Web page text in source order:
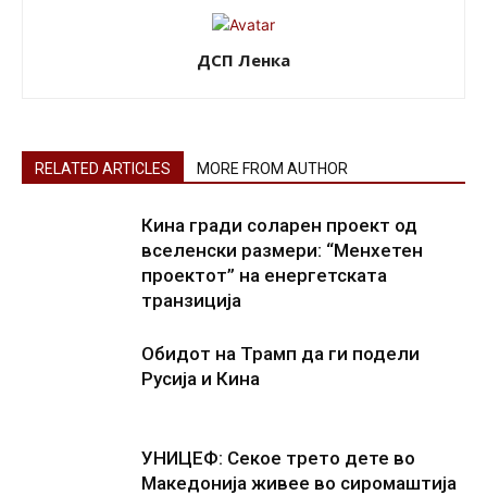
ДСП Ленка
RELATED ARTICLES MORE FROM AUTHOR
Кина гради соларен проект од
вселенски размери: “Менхетен
проектот” на енергетската
транзиција
Обидот на Трамп да ги подели
Русија и Кина
УНИЦЕФ: Секое трето дете во
Македонија живее во сиромаштија